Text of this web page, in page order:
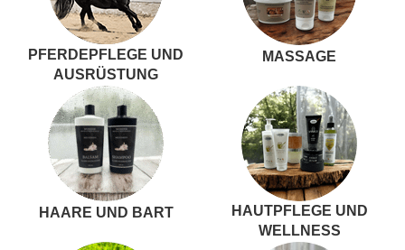
PFERDEPFLEGE UND
AUSRÜSTUNG
MASSAGE
HAARE UND BART
HAUTPFLEGE UND
WELLNESS